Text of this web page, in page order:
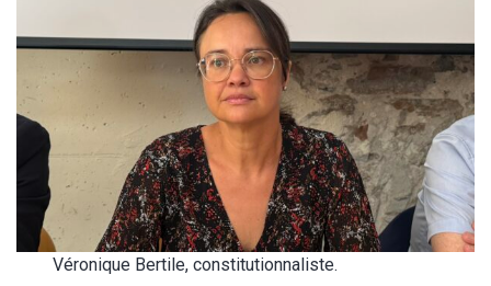
Véronique Bertile, constitutionnaliste.